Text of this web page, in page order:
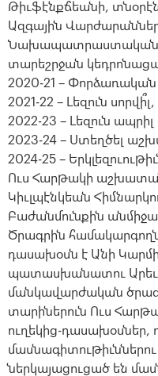
Թիւֆէնքճեանի,
Ազգային
Նախապատրաստական
տարեշրջան
2020-21 –
2021-22 – Լեզուն
2022-23 – Լեզուն ապրիլ
2023-24 – Ստեղծել
2024-25 –
Ուս Հարթակի
Կիւլպէնկեան
Բաժանմունքին
Ծրագրին համակարգողն
դասախօսն է Անի
պատասխանատու
մանկավարժական
տարիներուն Ուս
ուղեկից-դասախօսներ,
մասնագիտութիւններու
ներկայացուցած են